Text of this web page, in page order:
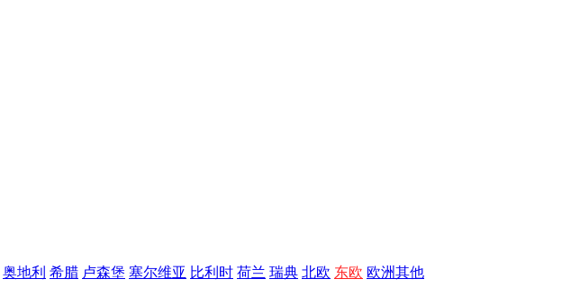
奥地利 希腊 卢森堡 塞尔维亚 比利时 荷兰 瑞典 北欧 东欧 欧洲其他